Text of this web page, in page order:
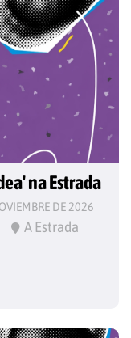
na Estrada
DE 2026
A Estrada